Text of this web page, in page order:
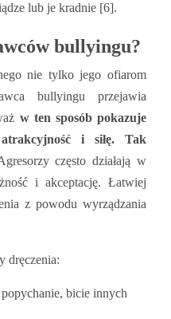
lub je kradnie [6].
bullyingu?
nie tylko jego ofiarom
bullyingu przejawia
w ten sposób pokazuje
i siłę. Tak
często działają w
i akceptację. Łatwiej
z powodu wyrządzania
dręczenia:
bicie innych